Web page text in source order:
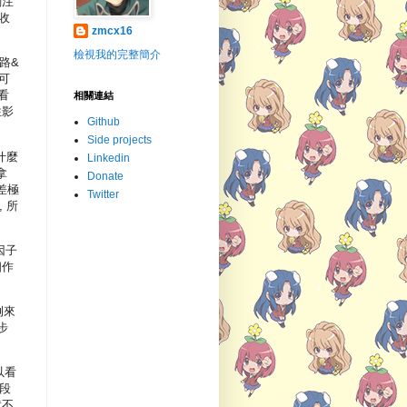
&
麼
極
所
子
來
看
zmcx16
檢視我的完整簡介
相關連結
Github
Side projects
Linkedin
Donate
Twitter